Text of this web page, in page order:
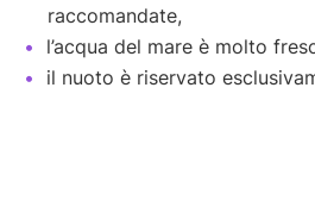
raccomandate,
l’acqua del mare è molto
il nuoto è riservato